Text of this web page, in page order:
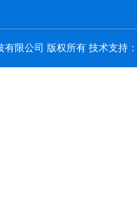
有限公司 版权所有 技术支持：